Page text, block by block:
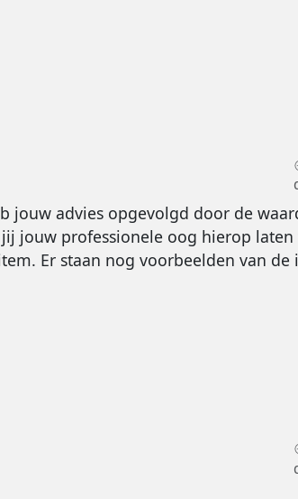
jouw advies opgevolgd door de
jouw professionele oog hierop laten
Er staan nog voorbeelden van